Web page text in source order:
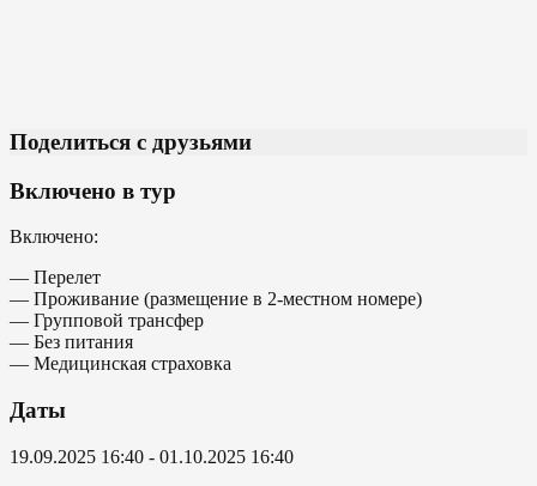
Поделиться с друзьями
Включено в тур
Включено:
— Перелет
— Проживание (размещение в 2-местном номере)
— Групповой трансфер
— Без питания
— Медицинская страховка
Даты
19.09.2025 16:40 - 01.10.2025 16:40